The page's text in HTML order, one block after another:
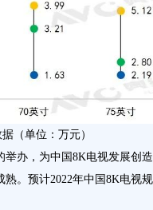
（单位：万元）
举办，为中国8K电视发展创
。预计2022年中国8K电视